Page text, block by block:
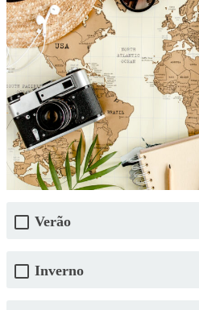
Verão
Inverno